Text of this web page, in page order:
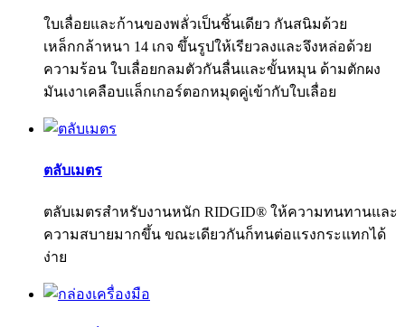
ใบเลื่อยและก้านของพลั่วเป็นชิ้นเดียว กันสนิมด้วย
เหล็กกล้าหนา 14 เกจ ขึ้นรูปให้เรียวลงและจึงหล่อด้วย
ความร้อน ใบเลื่อยกลมตัวกันลื่นและขั้นหมุน ด้ามตักผง
มันเงาเคลือบแล็กเกอร์ตอกหมุดคู่เข้ากับใบเลื่อย
ตลับเมตร
ตลับเมตรสำหรับงานหนัก RIDGID® ให้ความทนทานและ
ความสบายมากขึ้น ขณะเดียวกันก็ทนต่อแรงกระแทกได้
ง่าย